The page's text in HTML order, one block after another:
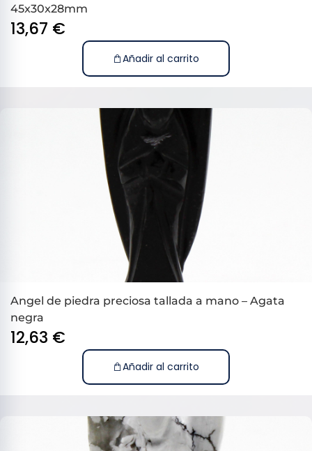
45x30x28mm
13,67 €
Añadir al carrito
Angel de piedra preciosa tallada a mano – Agata
negra
12,63 €
Añadir al carrito